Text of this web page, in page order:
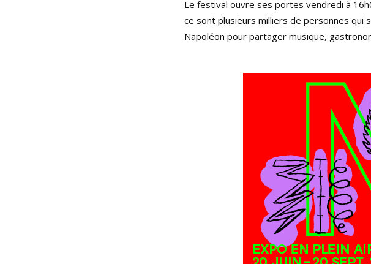
Le festival ouvre ses portes vendredi à
ce sont plusieurs milliers de personnes qui
Napoléon pour partager musique,